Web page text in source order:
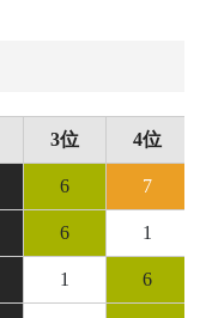
3位 4位
6 7
6 1
1 6